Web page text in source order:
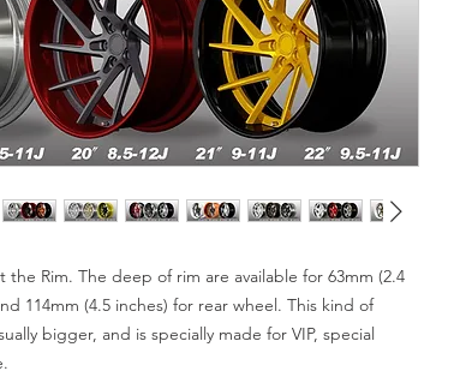
the Rim. The deep of rim are available for 63mm (2.4
114mm (4.5 inches) for rear wheel. This kind of
bigger, and is specially made for VIP, special